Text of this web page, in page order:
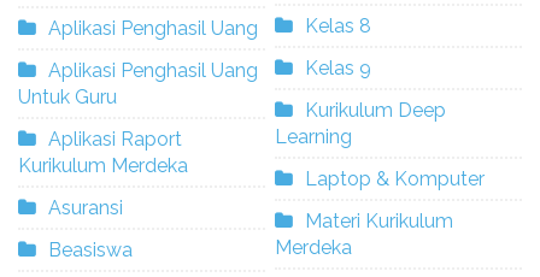
Aplikasi Penghasil Uang
Aplikasi Penghasil Uang
Untuk Guru
Aplikasi Raport
Kurikulum Merdeka
Asuransi
Beasiswa
Kelas 8
Kelas 9
Kurikulum Deep
Learning
Laptop & Komputer
Materi Kurikulum
Merdeka